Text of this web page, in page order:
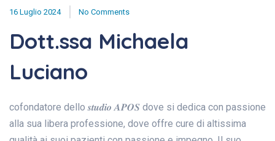
16 Luglio 2024 No Comments
Dott.ssa Michaela
Luciano
cofondatore dello 𝒔𝒕𝒖𝒅𝒊𝒐 𝑨𝑷𝑶𝑺 dove si dedica con passione
alla sua libera professione, dove offre cure di altissima